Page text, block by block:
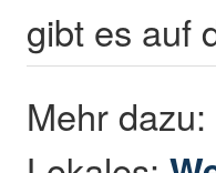
gibt es auf
Mehr